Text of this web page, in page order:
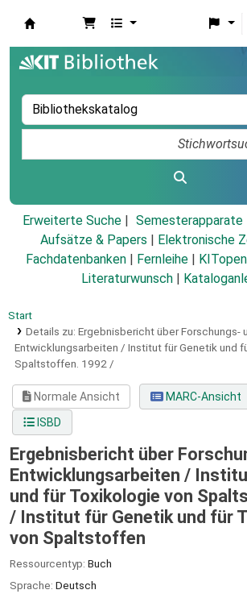
Erweiterte Suche Semesterapparate
Aufsätze & Papers
Elektronische
Fachdatenbanken
Fernleihe
Literaturwunsch
Start
Details zu: Ergebnisbericht über Forschungs-
Entwicklungsarbeiten / Institut für Genetik und
Spaltstoffen. 1992 /
Normale Ansicht
MARC-Ansicht
ISBD
Ergebnisbericht über
Entwicklungsarbeiten /
und für Toxikologie von
/ Institut für Genetik und für
von Spaltstoffen
Ressourcentyp: Buch
Sprache: Deutsch